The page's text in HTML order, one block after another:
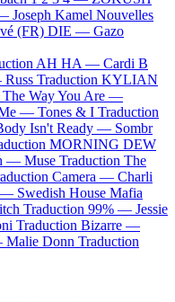
Joseph Kamel Nouvelles
(FR) DIE — Gazo
AH HA — Cardi B
Russ Traduction KYLIAN
The Way You Are —
Me — Tones & I Traduction
Isn't Ready — Sombr
MORNING DEW
— Muse Traduction The
Camera — Charli
— Swedish House Mafia
Traduction 99% — Jessie
Traduction Bizarre —
Malie Donn Traduction